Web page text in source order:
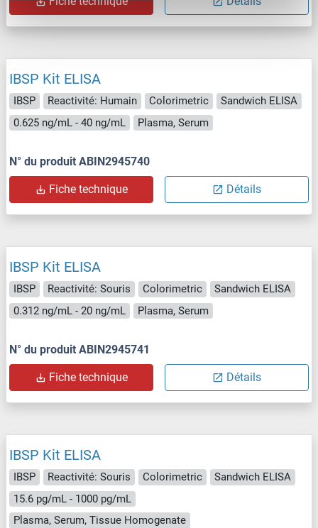
IBSP Kit ELISA
IBSP Reactivité: Humain Colorimetric
Sandwich ELISA
0.625 ng/mL - 40 ng/mL
Plasma, Serum
N° du produit ABIN2945740
Fiche technique Détails
IBSP Kit ELISA
IBSP Reactivité: Souris Colorimetric
Sandwich ELISA
0.312 ng/mL - 20 ng/mL
Plasma, Serum
N° du produit ABIN2945741
Fiche technique Détails
IBSP Kit ELISA
IBSP Reactivité: Souris Colorimetric
Sandwich ELISA
15.6 pg/mL - 1000 pg/mL
Plasma, Serum, Tissue Homogenate